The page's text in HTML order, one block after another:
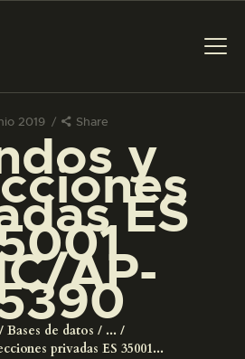
2019 Share
y
ES
AP-
Bases de datos
...
privadas ES 35001...
LA VISITA